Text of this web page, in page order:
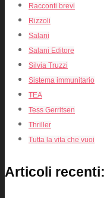
Racconti brevi
Rizzoli
Salani
Salani Editore
Silvia Truzzi
Sistema immunitario
TEA
Tess Gerritsen
Thriller
Tutta la vita che vuoi
Articoli recenti: